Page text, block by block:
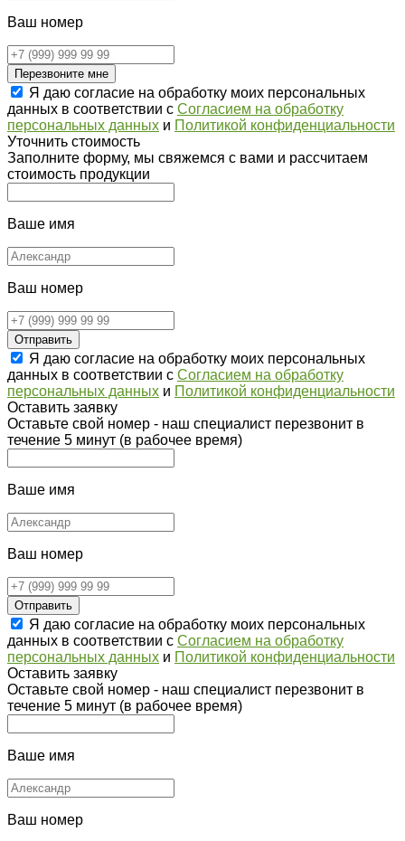
Ваш номер
Перезвоните мне
Я даю согласие на обработку моих персональных
данных в соответствии с Согласием на обработку
персональных данных и Политикой конфиденциальности
Уточнить стоимость
Заполните форму, мы свяжемся с вами и рассчитаем
стоимость продукции
Ваше имя
Ваш номер
Отправить
Я даю согласие на обработку моих персональных
данных в соответствии с Согласием на обработку
персональных данных и Политикой конфиденциальности
Оставить заявку
Оставьте свой номер - наш специалист перезвонит в
течение 5 минут (в рабочее время)
Ваше имя
Ваш номер
Отправить
Я даю согласие на обработку моих персональных
данных в соответствии с Согласием на обработку
персональных данных и Политикой конфиденциальности
Оставить заявку
Оставьте свой номер - наш специалист перезвонит в
течение 5 минут (в рабочее время)
Ваше имя
Ваш номер